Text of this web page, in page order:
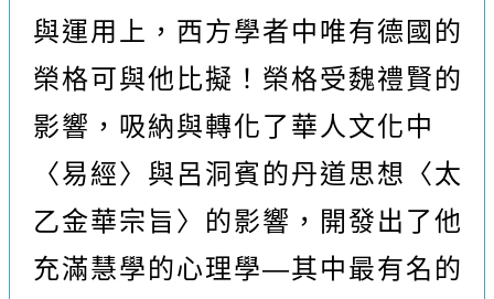
與運用上， 西方學者中唯有德國的
榮格可與他比擬！榮格受魏禮賢的
影響 ， 吸納與轉化了華人文化中
〈易經〉與呂洞賓的丹道思想〈太
乙金華宗旨 〉 的影響 ， 開發出了他
充滿慧學的心理學—其中最有名的